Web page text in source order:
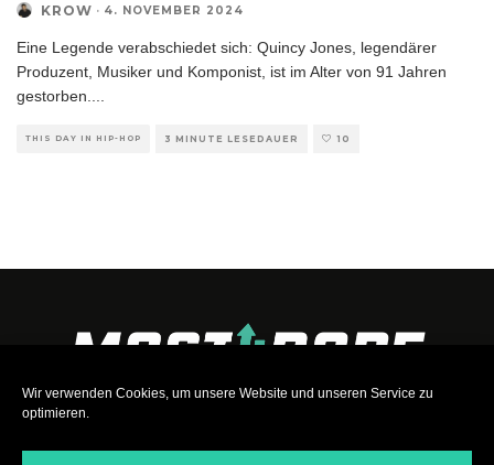
Wir verwenden Cookies, um unsere Website und unseren Service zu
optimieren.
KROW · 4. NOVEMBER 2024
Eine Legende verabschiedet sich: Quincy Jones, legendärer
Produzent, Musiker und Komponist, ist im Alter von 91 Jahren
gestorben.
THIS DAY IN HIP-HOP 3 MINUTE LESEDAUER 10